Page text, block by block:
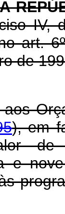
IV,
art.
de
), em
de
e